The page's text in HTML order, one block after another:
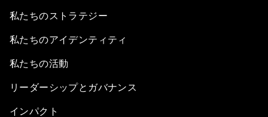
私たちのストラテジー
私たちのアイデンティティ
私たちの活動
リーダーシップとガバナンス
インパクト